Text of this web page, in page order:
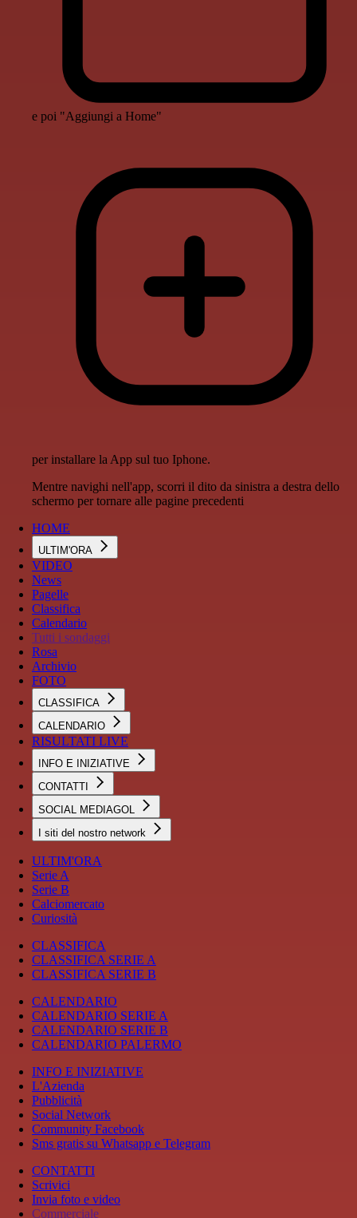
e poi "Aggiungi a Home"
per installare la App sul tuo Iphone.
Mentre navighi nell'app, scorri il dito da sinistra a destra dello
schermo per tornare alle pagine precedenti
HOME
ULTIM'ORA
VIDEO
News
Pagelle
Classifica
Calendario
Tutti i sondaggi
Rosa
Archivio
FOTO
CLASSIFICA
CALENDARIO
RISULTATI LIVE
INFO E INIZIATIVE
CONTATTI
SOCIAL MEDIAGOL
I siti del nostro network
ULTIM'ORA
Serie A
Serie B
Calciomercato
Curiosità
CLASSIFICA
CLASSIFICA SERIE A
CLASSIFICA SERIE B
CALENDARIO
CALENDARIO SERIE A
CALENDARIO SERIE B
CALENDARIO PALERMO
INFO E INIZIATIVE
L'Azienda
Pubblicità
Social Network
Community Facebook
Sms gratis su Whatsapp e Telegram
CONTATTI
Scrivici
Invia foto e video
Commerciale